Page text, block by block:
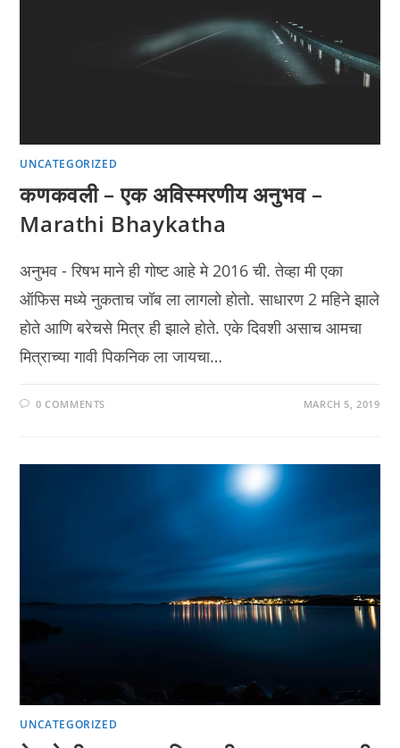
UNCATEGORIZED
कणकवली – एक अविस्मरणीय अनुभव –
Marathi Bhaykatha
अनुभव - रिषभ माने ही गोष्ट आहे मे 2016 ची. तेव्हा मी एका
ऑफिस मध्ये नुकताच जॉब ला लागलो होतो. साधारण 2 महिने झाले
होते आणि बरेचसे मित्र ही झाले होते. एके दिवशी असाच आमचा
मित्राच्या गावी पिकनिक ला जायचा…
0 COMMENTS MARCH 5, 2019
UNCATEGORIZED